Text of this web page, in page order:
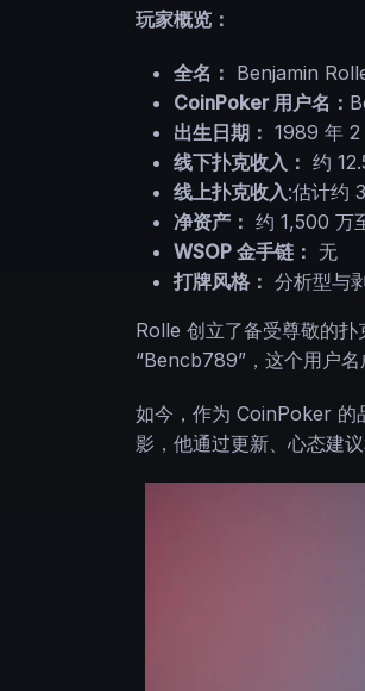
玩家概览：
全名： Benjamin
CoinPoker 用户名：
出生日期： 1989 年 2
线下扑克收入： 约
线上扑克收入:估计约
净资产： 约 1,500 万
WSOP 金手链： 无
打牌风格： 分析型与
Rolle 创立了备受尊敬的
“Bencb789”，这个用户名
如今，作为 CoinPoker 的
影，他通过更新、心态建